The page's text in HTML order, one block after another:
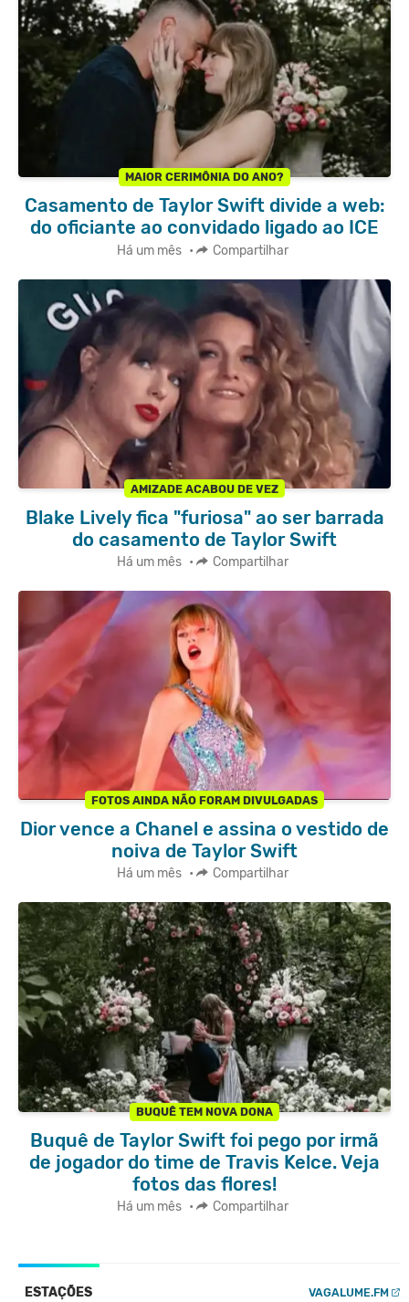
MAIOR CERIMÔNIA DO ANO?
Casamento de Taylor Swift divide a web:
do oficiante ao convidado ligado ao ICE
Há um mês • Compartilhar
AMIZADE ACABOU DE VEZ
Blake Lively fica "furiosa" ao ser barrada
do casamento de Taylor Swift
Há um mês • Compartilhar
FOTOS AINDA NÃO FORAM DIVULGADAS
Dior vence a Chanel e assina o vestido de
noiva de Taylor Swift
Há um mês • Compartilhar
BUQUÊ TEM NOVA DONA
Buquê de Taylor Swift foi pego por irmã
de jogador do time de Travis Kelce. Veja
fotos das flores!
Há um mês • Compartilhar
ESTAÇÕES VAGALUME.FM